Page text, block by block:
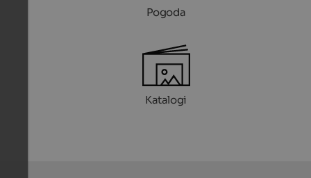
Pogoda
Katalogi